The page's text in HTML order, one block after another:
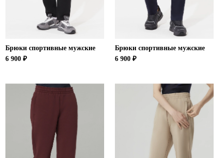
Брюки спортивные мужские
6 900 ₽
Брюки спортивные мужские
6 900 ₽